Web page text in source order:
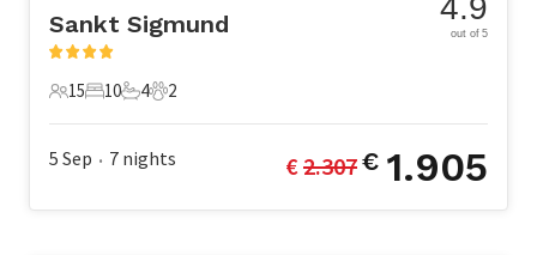
Sankt Sigmund
15 Gäste
15
10 Schlafzimmer
10
4 Badezimmer
4
2 Haustiere
2
4.9
out of 5
5 Sep • 7 nights € 2.307€ 1.905